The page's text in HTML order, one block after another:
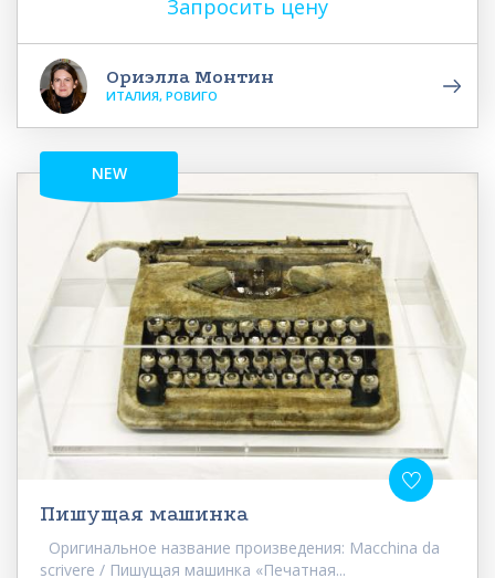
Запросить цену
Ориэлла Монтин
ИТАЛИЯ, РОВИГО
NEW
Пишущая машинка
Оригинальное название произведения: Macchina da
scrivere / Пишущая машинка «Печатная...